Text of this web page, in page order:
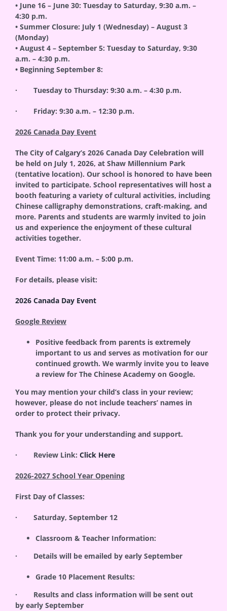
• June 16 – June 30: Tuesday to Saturday, 9:30 a.m. –
4:30 p.m.
• Summer Closure: July 1 (Wednesday) – August 3
(Monday)
• August 4 – September 5: Tuesday to Saturday, 9:30
a.m. – 4:30 p.m.
• Beginning September 8:
· Tuesday to Thursday: 9:30 a.m. – 4:30 p.m.
· Friday: 9:30 a.m. – 12:30 p.m.
2026 Canada Day Event
The City of Calgary’s 2026 Canada Day Celebration will
be held on July 1, 2026, at Shaw Millennium Park
(tentative location). Our school is honored to have been
invited to participate. School representatives will host a
booth featuring a variety of cultural activities, including
Chinese calligraphy demonstrations, craft-making, and
more. Parents and students are warmly invited to join
us and experience the enjoyment of these cultural
activities together.
Event Time: 11:00 a.m. – 5:00 p.m.
For details, please visit:
2026 Canada Day Event
Google Review
Positive feedback from parents is extremely
important to us and serves as motivation for our
continued growth. We warmly invite you to leave
a review for The Chinese Academy on Google.
You may mention your child’s class in your review;
however, please do not include teachers’ names in
order to protect their privacy.
Thank you for your understanding and support.
· Review Link: Click Here
2026-2027 School Year Opening
First Day of Classes:
· Saturday, September 12
Classroom & Teacher Information:
· Details will be emailed by early September
Grade 10 Placement Results:
· Results and class information will be sent out
by early September